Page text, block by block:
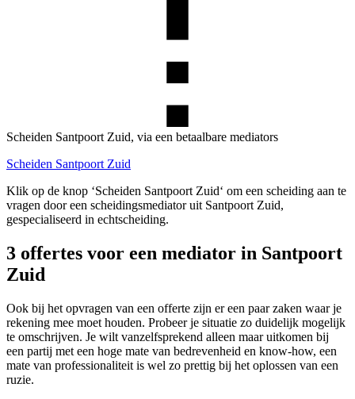
Scheiden Santpoort Zuid, via een betaalbare mediators
Scheiden Santpoort Zuid
Klik op de knop ‘Scheiden Santpoort Zuid‘ om een scheiding aan te
vragen door een scheidingsmediator uit Santpoort Zuid,
gespecialiseerd in echtscheiding.
3 offertes voor een mediator in Santpoort
Zuid
Ook bij het opvragen van een offerte zijn er een paar zaken waar je
rekening mee moet houden. Probeer je situatie zo duidelijk mogelijk
te omschrijven. Je wilt vanzelfsprekend alleen maar uitkomen bij
een partij met een hoge mate van bedrevenheid en know-how, een
mate van professionaliteit is wel zo prettig bij het oplossen van een
ruzie.